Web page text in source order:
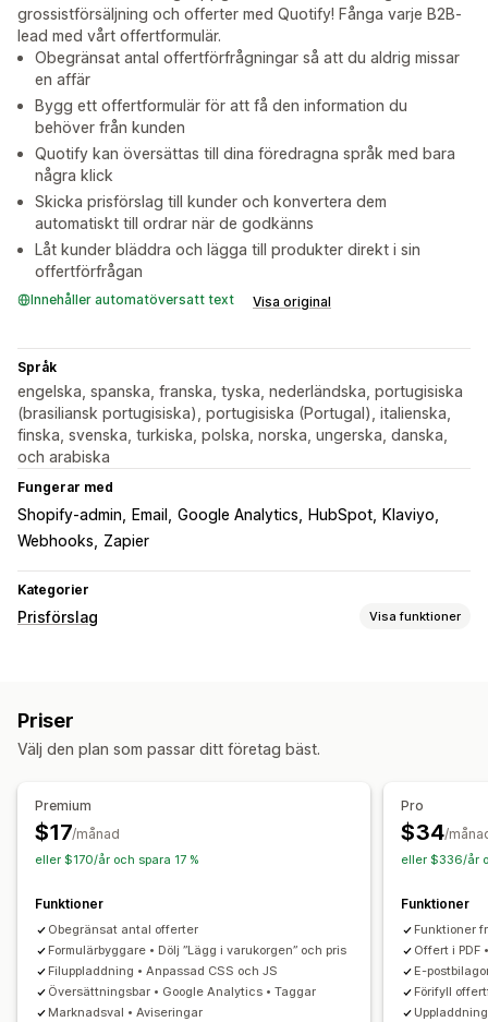
grossistförsäljning och offerter med Quotify! Fånga varje B2B-
lead med vårt offertformulär.
Obegränsat antal offertförfrågningar så att du aldrig missar
en affär
Bygg ett offertformulär för att få den information du
behöver från kunden
Quotify kan översättas till dina föredragna språk med bara
några klick
Skicka prisförslag till kunder och konvertera dem
automatiskt till ordrar när de godkänns
Låt kunder bläddra och lägga till produkter direkt i sin
offertförfrågan
Innehåller automatöversatt text Visa original
Språk
engelska, spanska, franska, tyska, nederländska, portugisiska
(brasiliansk portugisiska), portugisiska (Portugal), italienska,
finska, svenska, turkiska, polska, norska, ungerska, danska,
och arabiska
Fungerar med
Shopify-admin Email Google Analytics HubSpot
Klaviyo
Webhooks
Zapier
Kategorier
Prisförslag Visa funktioner
Omvandla offert till order
Anpassade regler
Anpassad visning
Flera språk
Filuppladdning
E-postmallar E-postaviseringar
Priser
Välj den plan som passar ditt företag bäst.
Premium
$17/månad
eller $170/år och spara 17 %
Funktioner
Obegränsat antal offerter
Formulärbyggare • Dölj ”Lägg i varukorgen” och pris
Filuppladdning • Anpassad CSS och JS
Översättningsbar • Google Analytics • Taggar
Marknadsval • Aviseringar
Pro
$34/
eller $336/år
Funktioner
Funktioner
Offert i PDF
E-
Förifyll